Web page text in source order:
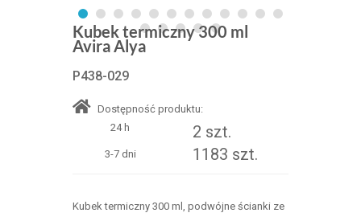
Kubek termiczny 300 ml
Avira Alya
P438-029
Dostępność produktu:
24 h
2 szt.
3-7 dni 1183 szt.
Kubek termiczny 300 ml, podwójne ścianki ze